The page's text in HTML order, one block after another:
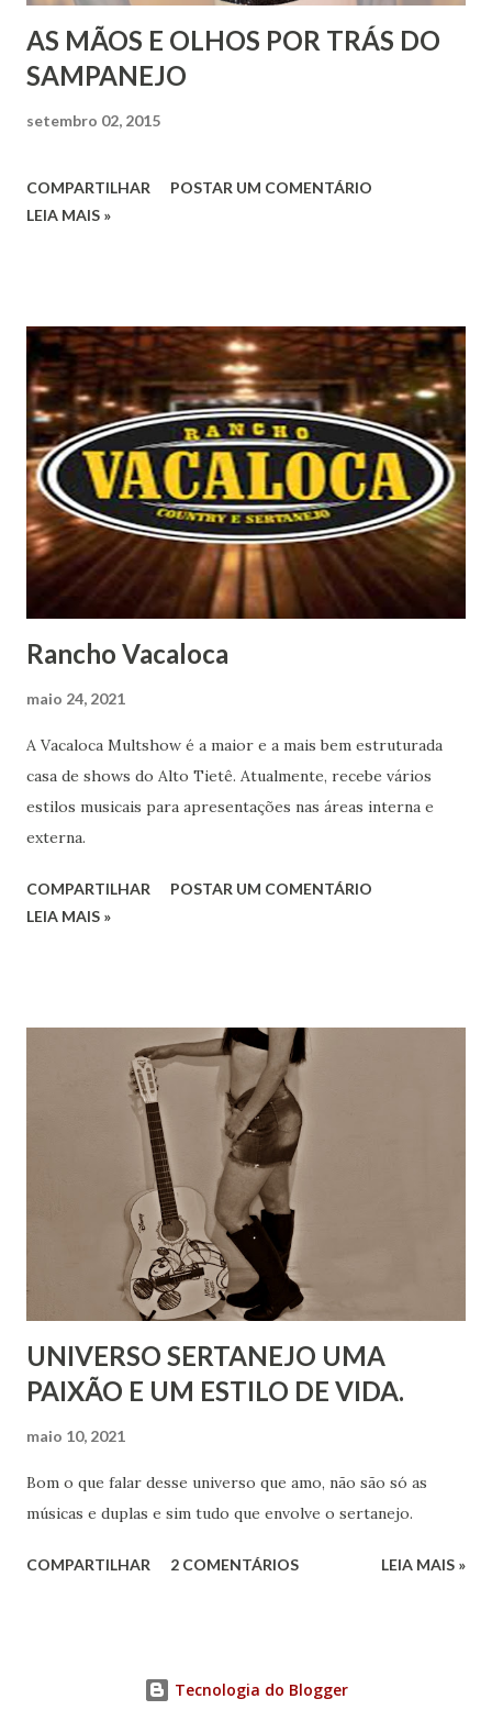
AS MÃOS E OLHOS POR TRÁS DO
SAMPANEJO
setembro 02, 2015
COMPARTILHAR
POSTAR UM COMENTÁRIO
LEIA MAIS »
Rancho Vacaloca
maio 24, 2021
A Vacaloca Multshow é a maior e a mais bem estruturada
casa de shows do Alto Tietê. Atualmente, recebe vários
estilos musicais para apresentações nas áreas interna e
externa.
COMPARTILHAR
POSTAR UM COMENTÁRIO
LEIA MAIS »
UNIVERSO SERTANEJO UMA
PAIXÃO E UM ESTILO DE VIDA.
maio 10, 2021
Bom o que falar desse universo que amo, não são só as
músicas e duplas e sim tudo que envolve o sertanejo.
COMPARTILHAR 2 COMENTÁRIOS LEIA MAIS »
Tecnologia do Blogger